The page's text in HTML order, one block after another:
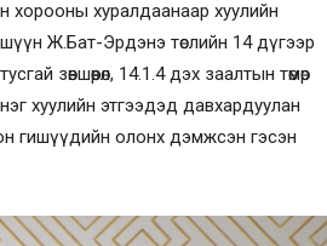
хуралдаанаар хуулийн
Ж.Бат-Эрдэнэ төслийн 14 дүгээр
зөвшөөрөл, 14.1.4 дэх заалтын төмөр
хуулийн этгээдэд давхардуулан
гишүүдийн олонх дэмжсэн гэсэн